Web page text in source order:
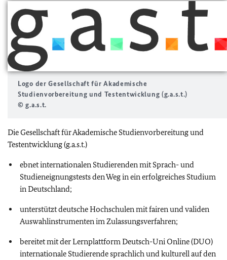
Logo der Gesellschaft für Akademische
Studienvorbereitung und Testentwicklung (g.a.s.t.)
© g.a.s.t.
Die Gesellschaft für Akademische Studienvorbereitung und
Testentwicklung (g.a.s.t.)
ebnet internationalen Studierenden mit Sprach- und
Studieneignungstests den Weg in ein erfolgreiches Studium
in Deutschland;
unterstützt deutsche Hochschulen mit fairen und validen
Auswahlinstrumenten im Zulassungsverfahren;
bereitet mit der Lernplattform Deutsch-Uni Online (DUO)
internationale Studierende sprachlich und kulturell auf den